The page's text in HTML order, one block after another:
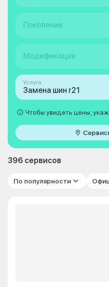
Поколение
Модификация
Услуга
Замена шин r21
Чтобы увидеть цены,
396 сервисов
По популярности